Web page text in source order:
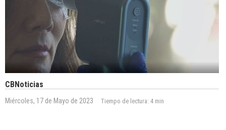
CBNoticias
Miércoles, 17 de Mayo de 2023 Tiempo de lectura: 4 min